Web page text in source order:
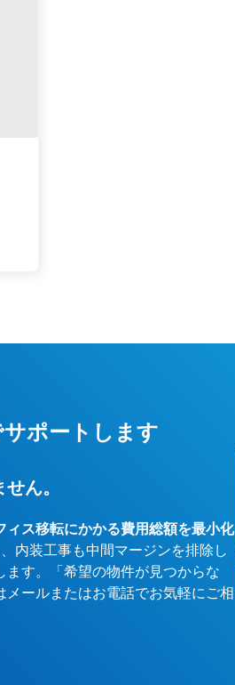
ポートします
ん。
ィス移転にかかる費用総額を最小化
内装工事も中間マージンを排除し
す。「希望の物件が見つからな
ールまたはお電話でお気軽にご相